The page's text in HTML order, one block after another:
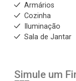
Armários
Cozinha
Iluminação
Sala de Jantar
Simule um